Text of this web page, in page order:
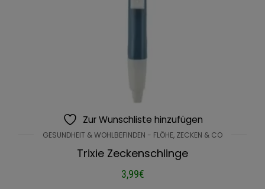
Zur Wunschliste hinzufügen
GESUNDHEIT & WOHLBEFINDEN - FLÖHE, ZECKEN & CO
Trixie Zeckenschlinge
3,99€